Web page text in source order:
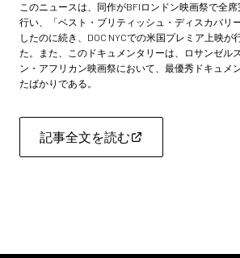
このニュースは、同作がBFIロンドン映画祭で全
行い、「ベスト・ブリティッシュ・ディスカバリ
したのに続き、DOC NYCでの米国プレミア上映が
た。また、このドキュメンタリーは、ロサンゼル
ン・アフリカン映画祭において、最優秀ドキュメ
たばかりである。
記事全文を読む